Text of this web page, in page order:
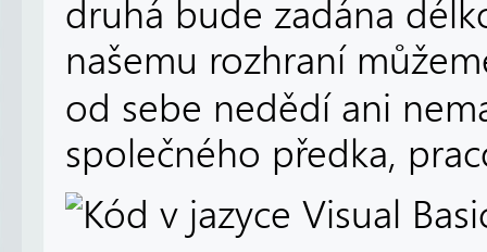
druhá bude zadána
našemu rozhraní
od sebe nedědí ani
společného předka,